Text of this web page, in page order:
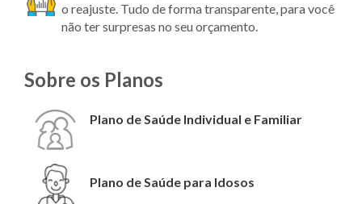
o reajuste. Tudo de forma transparente, para você
não ter surpresas no seu orçamento.
Sobre os Planos
Plano de Saúde Individual e Familiar
Plano de Saúde para Idosos